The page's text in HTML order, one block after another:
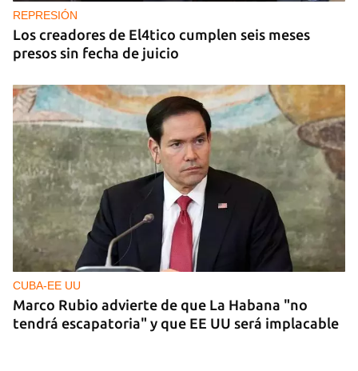
REPRESIÓN
Los creadores de El4tico cumplen seis meses
presos sin fecha de juicio
CUBA-EE UU
Marco Rubio advierte de que La Habana "no
tendrá escapatoria" y que EE UU será implacable